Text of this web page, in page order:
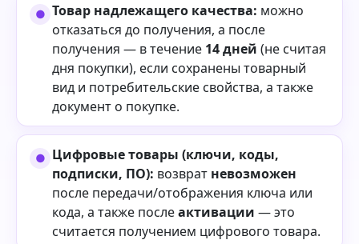
Товар надлежащего качества: можно
отказаться до получения, а после
получения — в течение 14 дней (не считая
дня покупки), если сохранены товарный
вид и потребительские свойства, а также
документ о покупке.
Цифровые товары (ключи, коды,
подписки, ПО): возврат невозможен
после передачи/отображения ключа или
кода, а также послеактивации — это
считается получением цифрового товара.